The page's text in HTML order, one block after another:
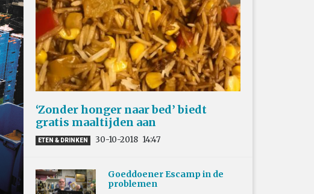
‘Zonder honger naar bed’ biedt
gratis maaltijden aan
ETEN & DRINKEN 30-10-2018 14:47
Goeddoener Escamp in de
problemen